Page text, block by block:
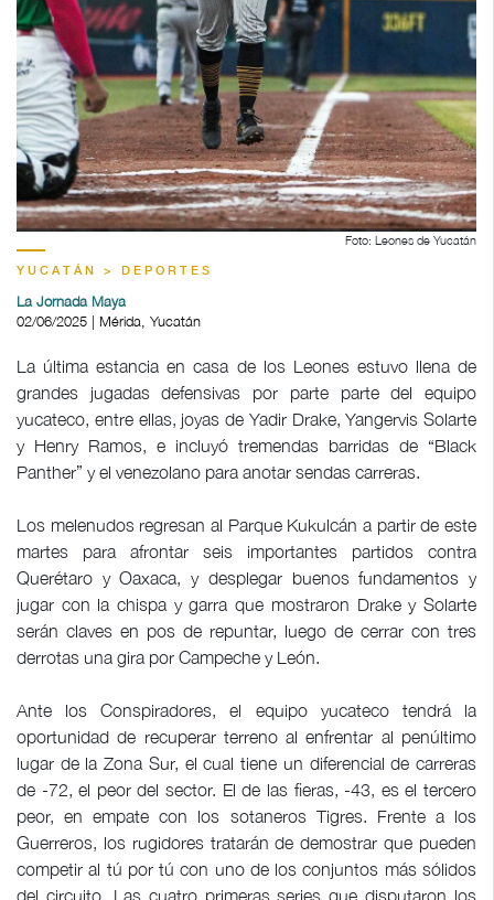
Foto: Leones de Yucatán
YUCATÁN > DEPORTES
La Jornada Maya
02/06/2025 | Mérida, Yucatán
La última estancia en casa de los Leones estuvo llena de
grandes jugadas defensivas por parte parte del equipo
yucateco, entre ellas, joyas de Yadir Drake, Yangervis Solarte
y Henry Ramos, e incluyó tremendas barridas de “Black
Panther” y el venezolano para anotar sendas carreras.
Los melenudos regresan al Parque Kukulcán a partir de este
martes para afrontar seis importantes partidos contra
Querétaro y Oaxaca, y desplegar buenos fundamentos y
jugar con la chispa y garra que mostraron Drake y Solarte
serán claves en pos de repuntar, luego de cerrar con tres
derrotas una gira por Campeche y León.
Ante los Conspiradores, el equipo yucateco tendrá la
oportunidad de recuperar terreno al enfrentar al penúltimo
lugar de la Zona Sur, el cual tiene un diferencial de carreras
de -72, el peor del sector. El de las fieras, -43, es el tercero
peor, en empate con los sotaneros Tigres. Frente a los
Guerreros, los rugidores tratarán de demostrar que pueden
competir al tú por tú con uno de los conjuntos más sólidos
del circuito. Las cuatro primeras series que disputaron los